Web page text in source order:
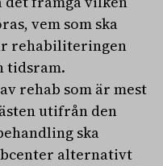
vem som ska
rehabiliteringen
tidsram.
rehab som är mest
utifrån den
ska
alternativt